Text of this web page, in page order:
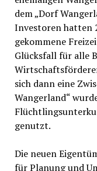
dem „Dorf
Investoren hatten
gekommene
Glücksfall für alle
sich dann eine
Wangerland“
genutzt.
Die neuen
für Planung und